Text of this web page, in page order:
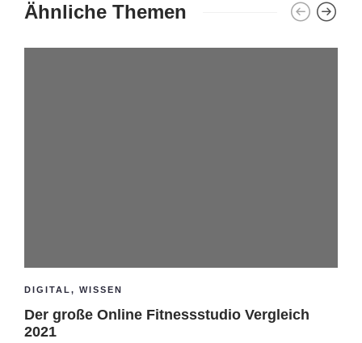
Ähnliche Themen
DIGITAL , WISSEN
Der große Online Fitnessstudio Vergleich
2021